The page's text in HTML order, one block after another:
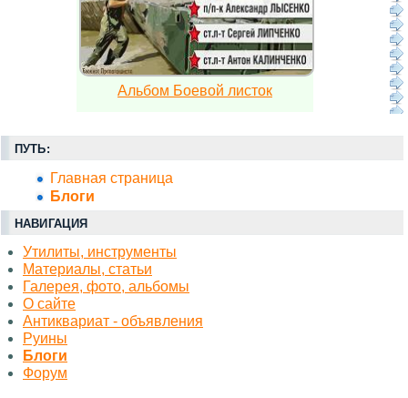
Альбом Боевой листок
ПУТЬ:
Главная страница
Блоги
НАВИГАЦИЯ
Утилиты, инструменты
Материалы, статьи
Галерея, фото, альбомы
О сайте
Антиквариат - объявления
Руины
Блоги
Форум